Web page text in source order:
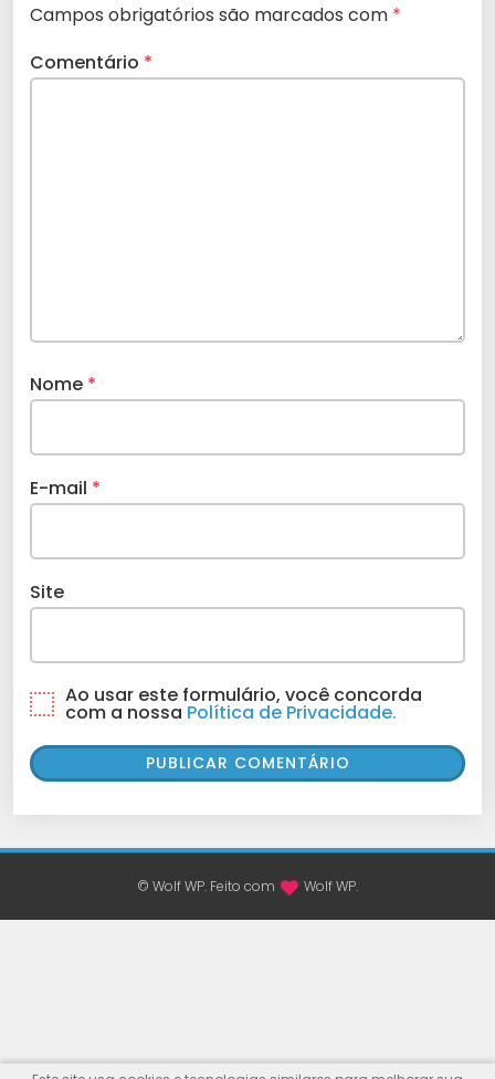
Campos obrigatórios são marcados com *
Comentário *
Nome *
E-mail *
Site
Ao usar este formulário, você concorda
com a nossa Política de Privacidade.
© Wolf WP. Feito com Wolf WP.